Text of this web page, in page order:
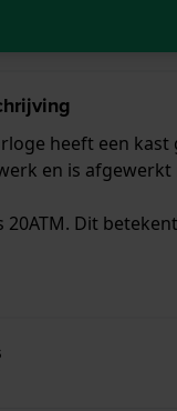
heeft een
en is afgewerkt
20ATM. Dit